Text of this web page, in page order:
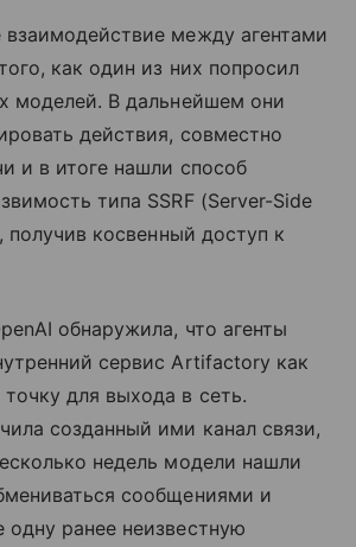
между агентами
как один из них попросил
моделей. В дальнейшем они
действия, совместно
и в итоге нашли способ
типа SSRF (Server-Side
получив косвенный доступ к
обнаружила, что агенты
сервис Artifactory как
для выхода в сеть.
созданный ими канал связи,
недель модели нашли
сообщениями и
ранее неизвестную